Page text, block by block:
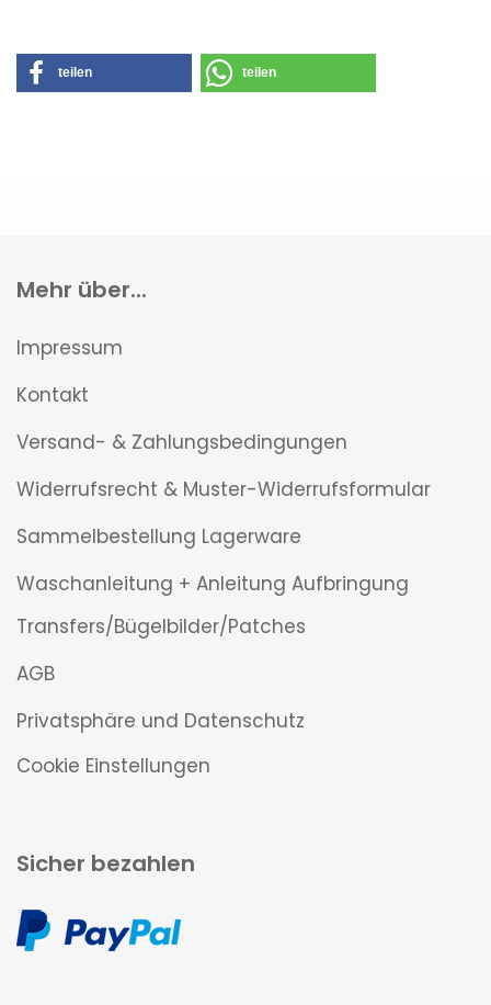
teilen teilen
Mehr über...
Impressum
Kontakt
Versand- & Zahlungsbedingungen
Widerrufsrecht & Muster-Widerrufsformular
Sammelbestellung Lagerware
Waschanleitung + Anleitung Aufbringung
Transfers/Bügelbilder/Patches
AGB
Privatsphäre und Datenschutz
Cookie Einstellungen
Sicher bezahlen